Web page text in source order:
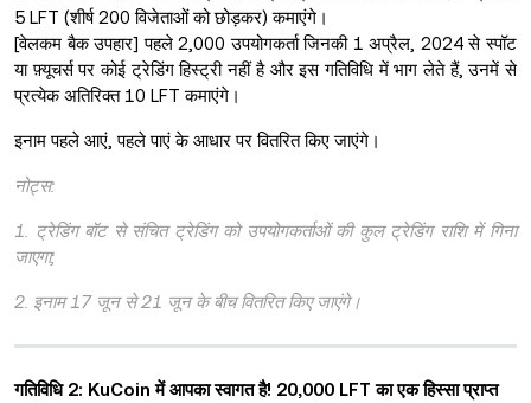
5 LFT (शीर्ष 200 विजेताओं को छोड़कर) कमाएंगे।
[वेलकम बैक उपहार] पहले 2,000 उपयोगकर्ता जिनकी 1 अप्रैल, 2024 से स्पॉट
या फ़्यूचर्स पर कोई ट्रेडिंग हिस्ट्री नहीं है और इस गतिविधि में भाग लेते हैं, उनमें से
प्रत्येक अतिरिक्त 10 LFT कमाएंगे।
इनाम पहले आएं, पहले पाएं के आधार पर वितरित किए जाएंगे।
नोट्स:
1. ट्रेडिंग बॉट से संचित ट्रेडिंग को उपयोगकर्ताओं की कुल ट्रेडिंग राशि में गिना
जाएगा;
2. इनाम 17 जून से 21 जून के बीच वितरित किए जाएंगे।
गतिविधि 2: KuCoin में आपका स्वागत है! 20,000 LFT का एक हिस्सा प्राप्त